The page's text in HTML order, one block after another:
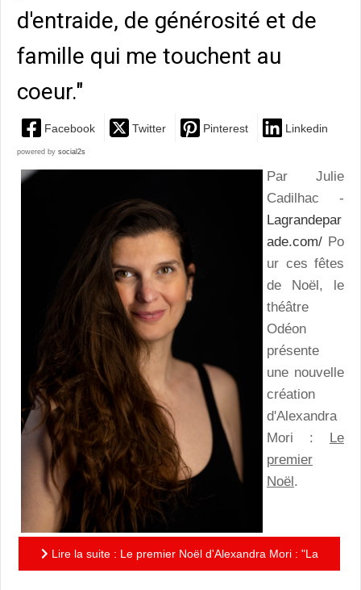
d'entraide, de générosité et de
famille qui me touchent au
coeur."
Facebook Twitter Pinterest Linkedin
powered by social2s
Par Julie
Cadilhac -
Lagrandepar
ade.com/ Po
ur ces fêtes
de Noël, le
théâtre
Odéon
présente
une nouvelle
création
d'Alexandra
Mori :
Le
premier
Noël .
Lire la suite : Le premier Noël d'Alexandra Mori : "La